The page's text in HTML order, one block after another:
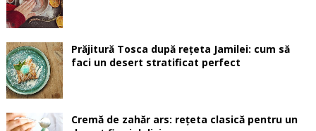
Prăjitură Tosca după rețeta Jamilei: cum să
faci un desert stratificat perfect
Cremă de zahăr ars: rețeta clasică pentru un